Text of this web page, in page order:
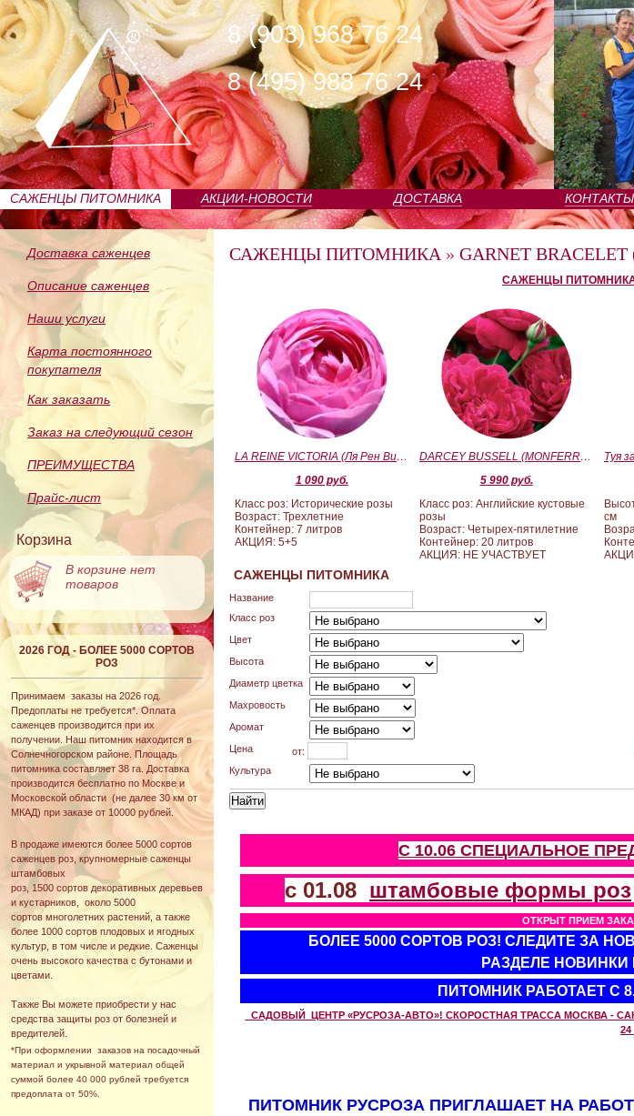
8 (903) 968 76 24
8 (495) 988 76 24
САЖЕНЦЫ ПИТОМНИКА АКЦИИ-НОВОСТИ ДОСТАВКА КОНТАКТЫ
Доставка саженцев
Описание саженцев
Наши услуги
Карта постоянного
покупателя
Как заказать
Заказ на следующий сезон
ПРЕИМУЩЕСТВА
Прайс-лист
Корзина
В корзине нет
товаров
2026 ГОД - БОЛЕЕ 5000 СОРТОВ
РОЗ
Принимаем заказы на 2026 год.
Предоплаты не требуется*. Оплата
саженцев производится при их
получении. Наш питомник находится в
Солнечногорском районе. Площадь
питомника составляет 38 га. Доставка
производится бесплатно по Москве и
Московской области (не далее 30 км от
МКАД) при заказе от 10000 рублей.
В продаже имеются более 5000 сортов
саженцев роз, крупномерные саженцы
штамбовых
роз, 1500 сортов декоративных деревьев
и кустарников, около 5000
сортов многолетних растений, а также
более 1000 сортов плодовых и ягодных
культур, в том числе и редкие. Саженцы
очень высокого качества с бутонами и
цветами.
Также Вы можете приобрести у нас
средства защиты роз от болезней и
вредителей.
*При оформлении заказов на посадочный
материал и укрывной материал общей
суммой более 40 000 рублей требуется
предоплата от 50%.
САЖЕНЦЫ ПИТОМНИКА » GARNET BRACELET
САЖЕНЦЫ ПИТОМНИКА:
LA REINE VICTORIA (Ля Рен Виктория)
1 090 руб.
Класс роз: Исторические розы
Возраст: Трехлетние
Контейнер: 7 литров
АКЦИЯ: 5+5
DARCEY BUSSELL (MONFERRATO) (Дарси Басл)
5 990 руб.
Класс роз: Английские кустовые
розы
Возраст: Четырех-пятилетние
Контейнер: 20 литров
АКЦИЯ: НЕ УЧАСТВУЕТ
см
САЖЕНЦЫ ПИТОМНИКА
Название
Класс роз
Цвет
Высота
Диаметр цветка
Махровость
Аромат
Цена
от:
Культура
С 10.06 СПЕЦИАЛЬНОЕ
с 01.08 штамбовые формы роз
ОТКРЫТ ПРИЕМ
БОЛЕЕ 5000 СОРТОВ РОЗ! СЛЕДИТЕ ЗА
РАЗДЕЛЕ НОВИНКИ
ПИТОМНИК РАБОТАЕТ С
САДОВЫЙ ЦЕНТР «РУСРОЗА-АВТО»! СКОРОСТНАЯ ТРАССА МОСКВА -
24
ПИТОМНИК РУСРОЗА ПРИГЛАШАЕТ НА